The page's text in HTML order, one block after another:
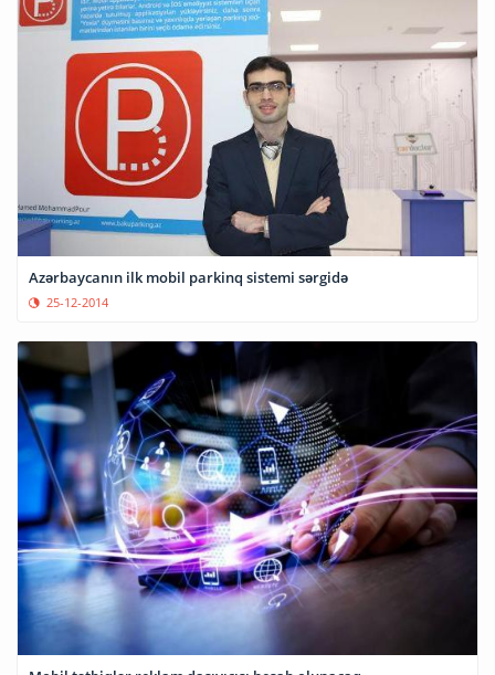
Azərbaycanın ilk mobil parkinq sistemi sərgidə
25-12-2014